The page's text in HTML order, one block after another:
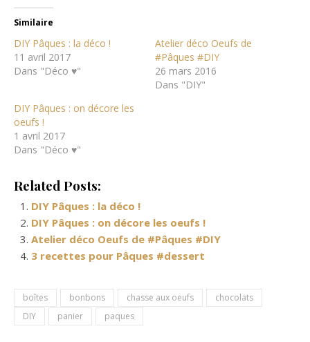
Similaire
DIY Pâques : la déco !
11 avril 2017
Dans "Déco ♥"
Atelier déco Oeufs de
#Pâques #DIY
26 mars 2016
Dans "DIY"
DIY Pâques : on décore les
oeufs !
1 avril 2017
Dans "Déco ♥"
Related Posts:
DIY Pâques : la déco !
DIY Pâques : on décore les oeufs !
Atelier déco Oeufs de #Pâques #DIY
3 recettes pour Pâques #dessert
boîtes bonbons chasse aux oeufs
chocolats
DIY
panier paques